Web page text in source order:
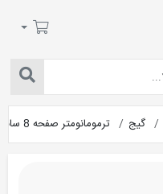
گیج ترمومانومتر صفحه 8 سانت 4 بار 120 درجه